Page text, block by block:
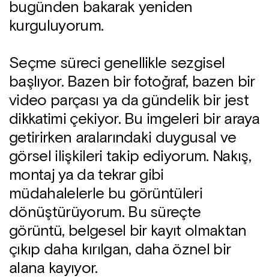
bugünden bakarak yeniden
kurguluyorum.
Seçme süreci genellikle sezgisel
başlıyor. Bazen bir fotoğraf, bazen bir
video parçası ya da gündelik bir jest
dikkatimi çekiyor. Bu imgeleri bir araya
getirirken aralarındaki duygusal ve
görsel ilişkileri takip ediyorum. Nakış,
montaj ya da tekrar gibi
müdahalelerle bu görüntüleri
dönüştürüyorum. Bu süreçte
görüntü, belgesel bir kayıt olmaktan
çıkıp daha kırılgan, daha öznel bir
alana kayıyor.